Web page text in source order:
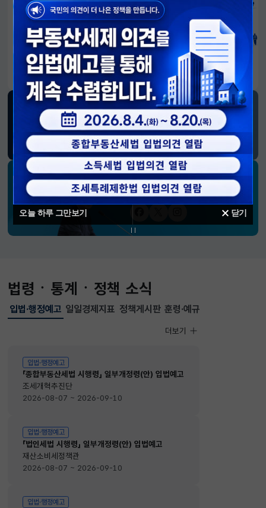
오늘 하루 그만보기 닫기
알림판
국민이 만든 대전환의 길-회복과 도약, 모두의 1년
재정경제부 SNS 소식
블로그페이스북트위터(X)유튜브인스타그램
소통하는 경제 리더 구윤철 장관의
SNS 채널
법령ㆍ통계ㆍ정책 소식
입법·행정예고
선택됨
입법·행정예고
입법·행정예고
「종합부동산세법 시행령」 일부개정령(안) 입법예고
조세개혁추진단
2026-08-07 ~ 2026-09-10
입법·행정예고
「법인세법 시행령」 일부개정령(안) 입법예고
재산소비세정책관
2026-08-07 ~ 2026-09-10
입법·행정예고
입법·행정예고
더보기
일일경제지표 정책게시판 훈령·예규